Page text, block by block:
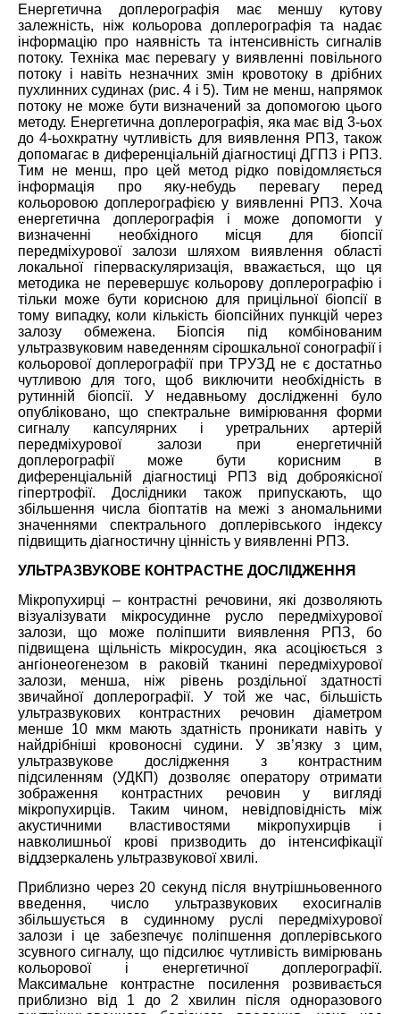
Енергетична доплерографія має меншу кутову
залежність, ніж кольорова доплерографія та надає
інформацію про наявність та інтенсивність сигналів
потоку. Техніка має перевагуу виявленні повільного
потоку і навіть незначних змін кровотоку в дрібних
пухлинних судинах (рис. 4 і 5). Тим не менш, напрямок
потоку не може бути визначений за допомогою цього
методу. Енергетична доплерографія, яка має від 3-ьох
до 4-ьохкратну чутливість для виявлення РПЗ, також
допомагає в диференціальній діагностиці ДГПЗ і РПЗ.
Тим не менш, про цей метод рідко повідомляється
інформація про яку-небудь перевагу перед
кольоровою доплерографією у виявленні РПЗ. Хоча
енергетична доплерографія і може допомогти у
визначенні необхідного місця для біопсії
передміхурової залози шляхом виявлення області
локальної гіперваскуляризація, вважається, що ця
методика не перевершує кольорову доплерографію і
тільки може бути корисною для прицільної біопсії в
тому випадку, коли кількість біопсійних пункцій через
залозу обмежена. Біопсія під комбінованим
ультразвуковим наведенням сірошкальної сонографії і
кольорової доплерографії при ТРУЗД не є достатньо
чутливою для того, щоб виключити необхідність в
рутинній біопсії. У недавньому дослідженні було
опубліковано, що спектральне вимірювання форми
сигналу капсулярних і уретральних артерій
передміхурової залози при енергетичній
доплерографії може бути корисним в
диференціальній діагностиці РПЗ від доброякісної
гіпертрофії. Дослідники також припускають, що
збільшення числа біоптатів на межі з аномальними
значеннями спектрального доплерівського індексу
підвищить діагностичну цінність у виявленні РПЗ.
УЛЬТРАЗВУКОВЕ КОНТРАСТНЕ ДОСЛІДЖЕННЯ
Мікропухирці – контрастні речовини, які дозволяють
візуалізувати мікросудинне русло передміхурової
залози, що може поліпшити виявлення РПЗ, бо
підвищена щільність мікросудин, яка асоціюється з
ангіонеогенезом в раковій тканині передміхурової
залози, менша, ніж рівень роздільної здатності
звичайної доплерографії. У той же час, більшість
ультразвукових контрастних речовин діаметром
менше 10 мкм мають здатність проникати навіть у
найдрібніші кровоносні судини. У зв’язку з цим,
ультразвукове дослідження з контрастним
підсиленням (УДКП) дозволяє оператору отримати
зображення контрастних речовин у вигляді
мікропухирців. Таким чином, невідповідність між
акустичними властивостями мікропухирців і
навколишньої крові призводить до інтенсифікації
віддзеркалень ультразвукової хвилі.
Приблизно через 20 секунд після внутрішньовенного
введення, число ультразвукових ехосигналів
збільшується в судинному руслі передміхурової
залози і це забезпечує поліпшення доплерівського
зсувного сигналу, що підсилює чутливість вимірювань
кольорової і енергетичної доплерографії.
Максимальне контрастне посилення розвивається
приблизно від 1 до 2 хвилин після одноразового